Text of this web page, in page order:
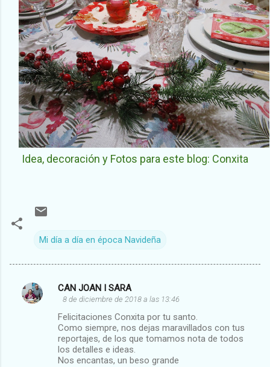
Idea, decoración y Fotos para este blog: Conxita
Mi día a día en época Navideña
C
CAN JOAN I SARA
8 de diciembre de 2018 a las 13:46
Felicitaciones Conxita por tu santo.
Como siempre, nos dejas maravillados con tus
reportajes, de los que tomamos nota de todos
los detalles e ideas.
Nos encantas, un beso grande